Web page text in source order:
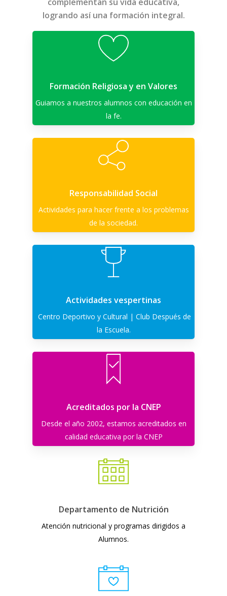
logrando así una formación integral.
Formación Religiosa y en Valores
Guiamos a nuestros alumnos con educación en
la fe.
Responsabilidad Social
Actividades para hacer frente a los problemas
de la sociedad.
Actividades vespertinas
Centro Deportivo y Cultural | Club Después de
la Escuela.
Acreditados por la CNEP
Desde el año 2002, estamos acreditados en
calidad educativa por la CNEP
Departamento de Nutrición
Atención nutricional y programas dirigidos a
Alumnos.